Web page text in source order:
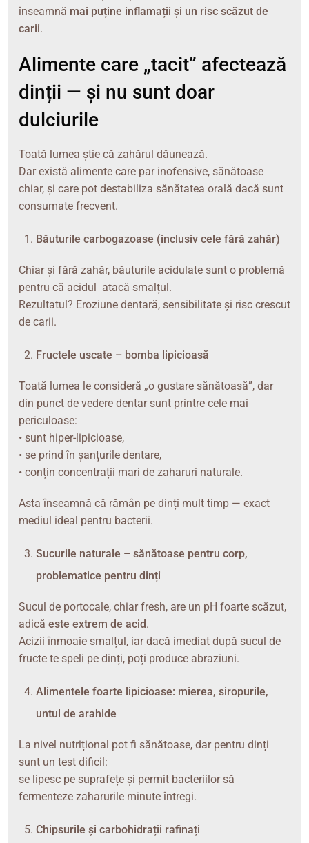
înseamnă mai puține inflamații și un risc scăzut de
carii.
Alimente care „tacit” afectează
dinții — și nu sunt doar
dulciurile
Toată lumea știe că zahărul dăunează.
Dar există alimente care par inofensive, sănătoase
chiar, și care pot destabiliza sănătatea orală dacă sunt
consumate frecvent.
Băuturile carbogazoase (inclusiv cele fără zahăr)
Chiar și fără zahăr, băuturile acidulate sunt o problemă
pentru că acidul atacă smalțul.
Rezultatul? Eroziune dentară, sensibilitate și risc crescut
de carii.
Fructele uscate – bomba lipicioasă
Toată lumea le consideră „o gustare sănătoasă”, dar
din punct de vedere dentar sunt printre cele mai
periculoase:
• sunt hiper-lipicioase,
• se prind în șanțurile dentare,
• conțin concentrații mari de zaharuri naturale.
Asta înseamnă că rămân pe dinți mult timp — exact
mediul ideal pentru bacterii.
Sucurile naturale – sănătoase pentru corp,
problematice pentru dinți
Sucul de portocale, chiar fresh, are un pH foarte scăzut,
adică este extrem de acid.
Acizii înmoaie smalțul, iar dacă imediat după sucul de
fructe te speli pe dinți, poți produce abraziuni.
Alimentele foarte lipicioase: mierea, siropurile,
untul de arahide
La nivel nutrițional pot fi sănătoase, dar pentru dinți
sunt un test dificil:
se lipesc pe suprafețe și permit bacteriilor să
fermenteze zaharurile minute întregi.
Chipsurile și carbohidrații rafinați